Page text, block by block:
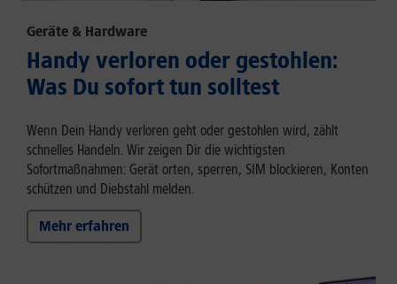
Geräte & Hardware
Handy verloren oder gestohlen:
Was Du sofort tun solltest
Wenn Dein Handy verloren geht oder gestohlen wird, zählt
schnelles Handeln. Wir zeigen Dir die wichtigsten
Sofortmaßnahmen: Gerät orten, sperren, SIM blockieren, Konten
schützen und Diebstahl melden.
Mehr erfahren